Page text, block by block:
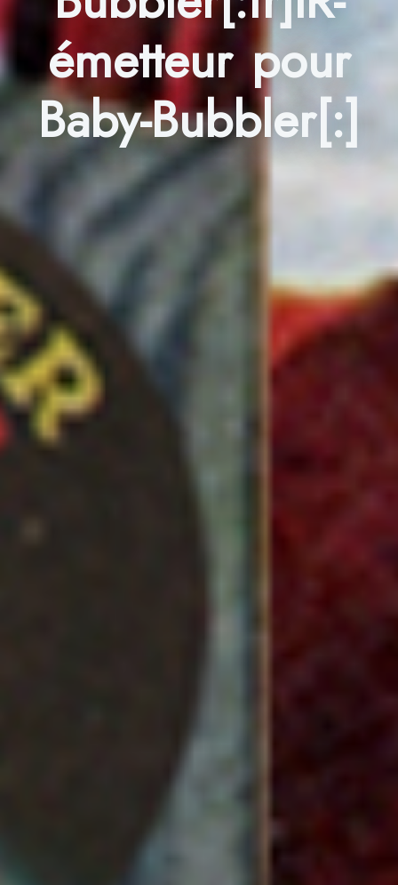
émetteur pour
Baby-Bubbler[:]